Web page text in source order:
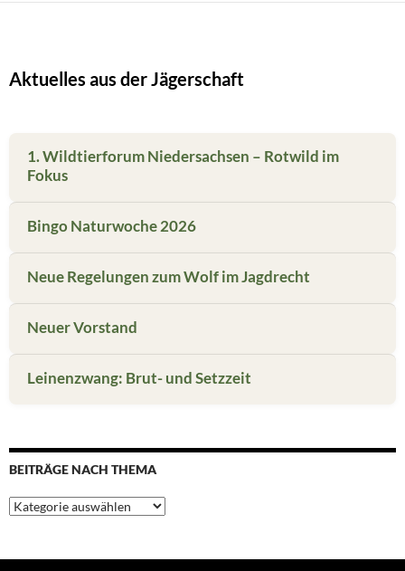
Aktuelles aus der Jägerschaft
1. Wildtierforum Niedersachsen – Rotwild im
Fokus
Bingo Naturwoche 2026
Neue Regelungen zum Wolf im Jagdrecht
Neuer Vorstand
Leinenzwang: Brut- und Setzzeit
BEITRÄGE NACH THEMA
Beiträge
nach